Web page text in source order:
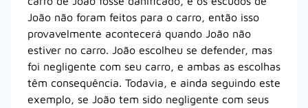
João não foram feitos para o carro, então isso
provavelmente acontecerá quando João não
estiver no carro. João escolheu se defender, mas
foi negligente com seu carro, e ambas as escolhas
têm consequência. Todavia, e ainda seguindo este
exemplo, se João tem sido negligente com seus